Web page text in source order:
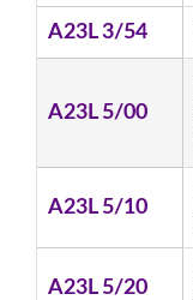
A23L 3/54
A23L 5/00
A23L 5/10
A23L 5/20